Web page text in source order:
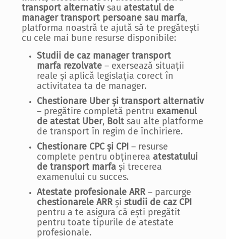
transport alternativsau atestatul de
manager transport persoane sau marfa,
platforma noastră te ajută să te pregătești
cu cele mai bune resurse disponibile:
Studii de caz manager transport
marfa rezolvate – exersează situații
reale și aplică legislația corect în
activitatea ta de manager.
Chestionare Uber și transport alternativ
– pregătire completă pentru examenul
de atestat Uber, Bolt sau alte platforme
de transport în regim de închiriere.
Chestionare CPC și CPI – resurse
complete pentru obținerea atestatului
de transport marfa și trecerea
examenului cu succes.
Atestate profesionale ARR– parcurge
chestionarele ARRși studii de caz CPI
pentru a te asigura că ești pregătit
pentru toate tipurile de atestate
profesionale.